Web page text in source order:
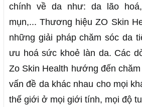
chính về da như: da lão
mụn,... Thương hiệu ZO Skin
những giải pháp chăm sóc da
ưu hoá sức khoẻ làn da. Các
Zo Skin Health hướng đến
vấn đề da khác nhau cho mọi
thế giới ở mọi giới tính, mọi độ